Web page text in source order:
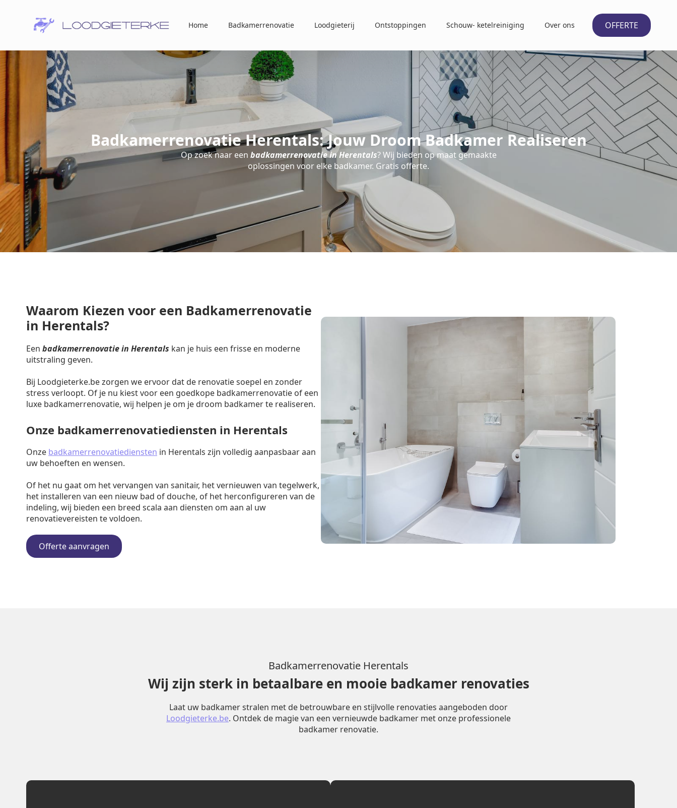
Home Badkamerrenovatie Loodgieterij Ontstoppingen Schouw- ketelreiniging Over ons OFFERTE
Badkamerrenovatie Herentals: Jouw Droom Badkamer Realiseren
Op zoek naar een badkamerrenovatie in Herentals? Wij bieden op maat gemaakte
oplossingen voor elke badkamer. Gratis offerte.
Waarom Kiezen voor een Badkamerrenovatie
in Herentals?
Een badkamerrenovatie in Herentals kan je huis een frisse en moderne
uitstraling geven.
Bij Loodgieterke.be zorgen we ervoor dat de renovatie soepel en zonder
stress verloopt. Of je nu kiest voor een goedkope badkamerrenovatie of een
luxe badkamerrenovatie, wij helpen je om je droom badkamer te realiseren.
Onze badkamerrenovatiediensten in Herentals
Onze badkamerrenovatiediensten in Herentals zijn volledig aanpasbaar aan
uw behoeften en wensen.
Of het nu gaat om het vervangen van sanitair, het vernieuwen van tegelwerk,
het installeren van een nieuw bad of douche, of het herconfigureren van de
indeling, wij bieden een breed scala aan diensten om aan al uw
renovatievereisten te voldoen.
Offerte aanvragen
Badkamerrenovatie Herentals
Wij zijn sterk in betaalbare en mooie badkamer renovaties
Laat uw badkamer stralen met de betrouwbare en stijlvolle renovaties aangeboden door
Loodgieterke.be. Ontdek de magie van een vernieuwde badkamer met onze professionele
badkamer renovatie.